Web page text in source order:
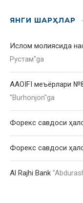
ЯНГИ ШАРҲЛАР
Ислом молиясида
Рустам"ga
AAOIFI меъёрлари
"Burhonjon"ga
Форекс савдоси
Форекс савдоси
Al Rajhi Bank "